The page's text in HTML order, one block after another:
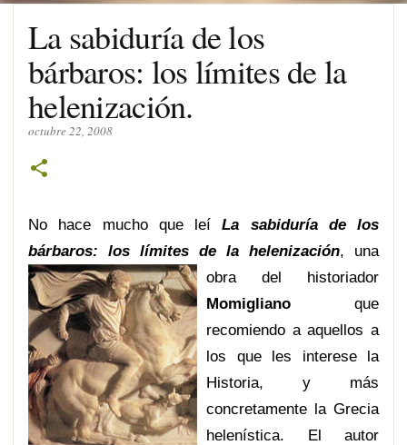
La sabiduría de los
bárbaros: los límites de la
helenización.
octubre 22, 2008
No hace mucho que leíLa sabiduría de los
bárbaros: los límites de la helenización, una
obra del historiador
Momigliano que
recomiendo a aquellos a
los que les interese la
Historia, y más
concretamente la Grecia
helenística. El autor